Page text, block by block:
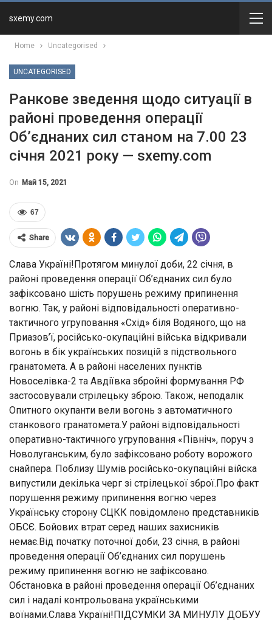
sxemy.com
Home Uncategorised
UNCATEGORISED
Ранкове зведення щодо ситуації в
районі проведення операції
Об’єднаних сил станом на 7.00 23
січня 2021 року — sxemy.com
On Май 15, 2021
67
Share
Слава Україні!Протягом минулої доби, 22 січня, в
районі проведення операції Об’єднаних сил було
зафіксовано шість порушень режиму припинення
вогню. Так, у районі відповідальності оперативно-
тактичного угруповання «Схід» біля Водяного, що на
Приазов’ї, російсько-окупаційні війська відкривали
вогонь в бік українських позицій з підствольного
гранатомета. А в районі населених пунктів
Новоселівка-2 та Авдіївка збройні формування РФ
застосовували стрілецьку зброю. Також, неподалік
Опитного окупанти вели вогонь з автоматичного
станкового гранатомета.У районі відповідальності
оперативно-тактичного угруповання «Північ», поруч з
Новолуганським, було зафіксовано роботу ворожого
снайпера. Поблизу Шумів російсько-окупаційні війска
випустили декілька черг зі стрілецької зброї.Про факт
порушення режиму припинення вогню через
Українську сторону СЦКК повідомлено представників
ОБСЄ. Бойових втрат серед наших захисників
немає.Від початку поточної доби, 23 січня, в районі
проведення операції Об’єднаних сил порушень
режиму припинення вогню не зафіксовано.
Обстановка в районі проведення операції Об’єднаних
сил і надалі контрольована українськими
воїнами.Слава Україні!ПІДСУМКИ ЗА МИНУЛУ ДОБУУ